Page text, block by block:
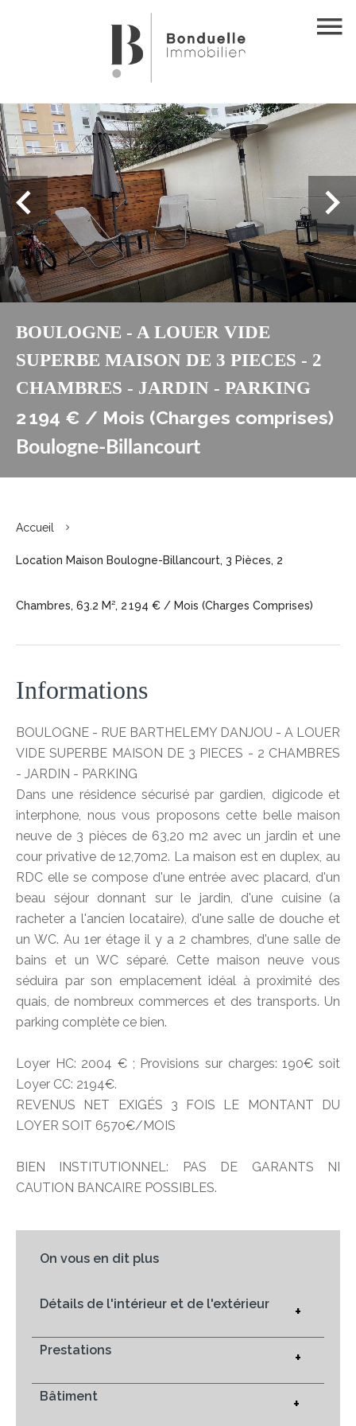
BOULOGNE - A LOUER VIDE
SUPERBE MAISON DE 3 PIECES - 2
CHAMBRES - JARDIN - PARKING
2 194 € / Mois (Charges comprises)
Boulogne-Billancourt
Accueil
Location Maison Boulogne-Billancourt, 3 Pièces, 2
Chambres, 63.2 M², 2 194 € / Mois (Charges Comprises)
Informations
BOULOGNE - RUE BARTHELEMY DANJOU - A LOUER
VIDE SUPERBE MAISON DE 3 PIECES - 2 CHAMBRES
- JARDIN - PARKING
Dans une résidence sécurisé par gardien, digicode et
interphone, nous vous proposons cette belle maison
neuve de 3 pièces de 63,20 m2 avec un jardin et une
cour privative de 12,70m2. La maison est en duplex, au
RDC elle se compose d'une entrée avec placard, d'un
beau séjour donnant sur le jardin, d'une cuisine (a
racheter a l'ancien locataire), d'une salle de douche et
un WC. Au 1er étage il y a 2 chambres, d'une salle de
bains et un WC séparé. Cette maison neuve vous
séduira par son emplacement idéal à proximité des
quais, de nombreux commerces et des transports. Un
parking complète ce bien.
Loyer HC: 2004 € ; Provisions sur charges: 190€ soit
Loyer CC: 2194€.
REVENUS NET EXIGÉS 3 FOIS LE MONTANT DU
LOYER SOIT 6570€/MOIS
BIEN INSTITUTIONNEL: PAS DE GARANTS NI
CAUTION BANCAIRE POSSIBLES.
On vous en dit plus
Détails de l'intérieur et de l'extérieur +
Prestations +
Bâtiment +